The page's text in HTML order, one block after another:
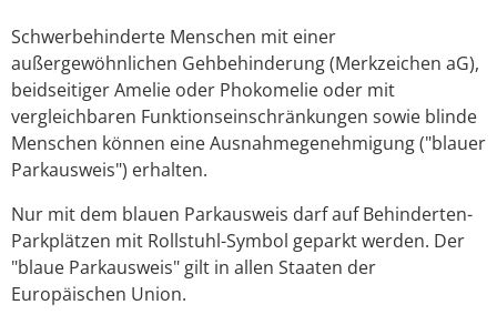
Schwerbehinderte Menschen mit einer
außergewöhnlichen Gehbehinderung (Merkzeichen aG),
beidseitiger Amelie oder Phokomelie oder mit
vergleichbaren Funktionseinschränkungen sowie blinde
Menschen können eine Ausnahmegenehmigung ("blauer
Parkausweis") erhalten.
Nur mit dem blauen Parkausweis darf auf Behinderten-
Parkplätzen mit Rollstuhl-Symbol geparkt werden. Der
"blaue Parkausweis" gilt in allen Staaten der
Europäischen Union.